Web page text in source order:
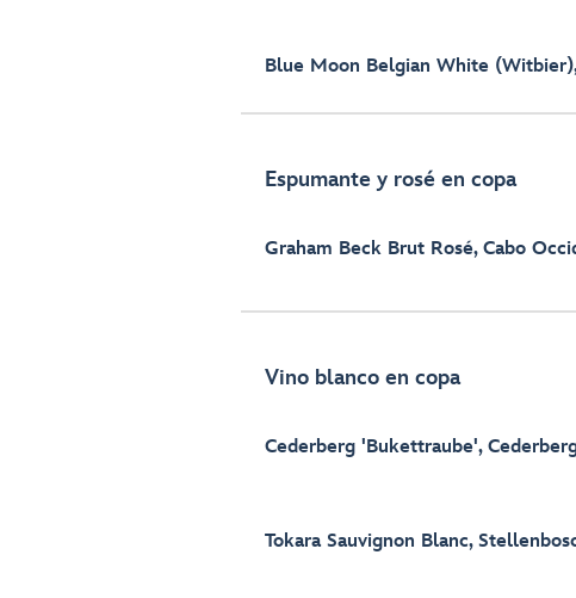
Blue Moon Belgian White
Espumante y rosé en copa
Graham Beck Brut Rosé, Cabo
Vino blanco en copa
Cederberg 'Bukettraube',
Tokara Sauvignon Blanc,